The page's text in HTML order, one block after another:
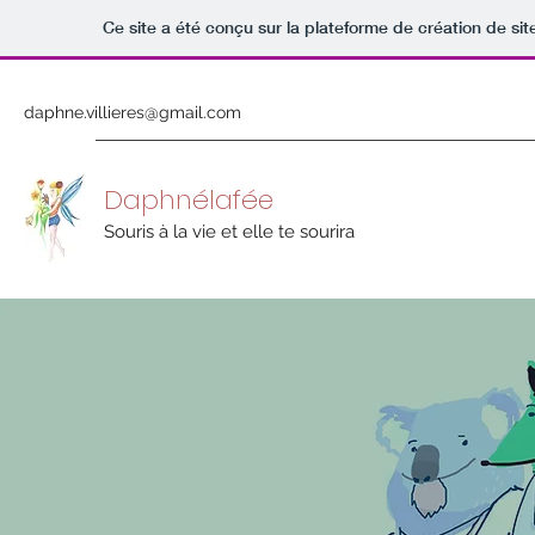
Ce site a été conçu sur la plateforme de création de
daphne.villieres@gmail.com
Daphnélafée
Souris à la vie et elle te sourira